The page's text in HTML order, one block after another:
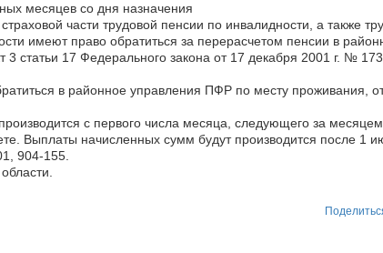
месяцев со дня назначения
части трудовой пенсии по инвалидности, а также
имеют право обратиться за перерасчетом пенсии в
статьи 17 Федерального закона от 17 декабря 2001 г. №
в районное управления ПФР по месту проживания,
с первого числа месяца, следующего за
Выплаты начисленных сумм будут производится после 1
904-155.